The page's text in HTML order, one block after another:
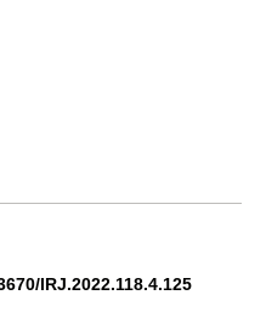
IRJ.2022.118.4.125